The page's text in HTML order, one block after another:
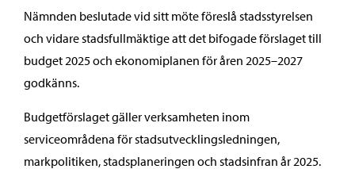
Nämnden beslutade vid sitt möte föreslå stadsstyrelsen
och vidare stadsfullmäktige att det bifogade förslaget till
budget 2025 och ekonomiplanen för åren 2025–2027
godkänns.
Budgetförslaget gäller verksamheten inom
serviceområdena för stadsutvecklingsledningen,
markpolitiken, stadsplaneringen och stadsinfran år 2025.